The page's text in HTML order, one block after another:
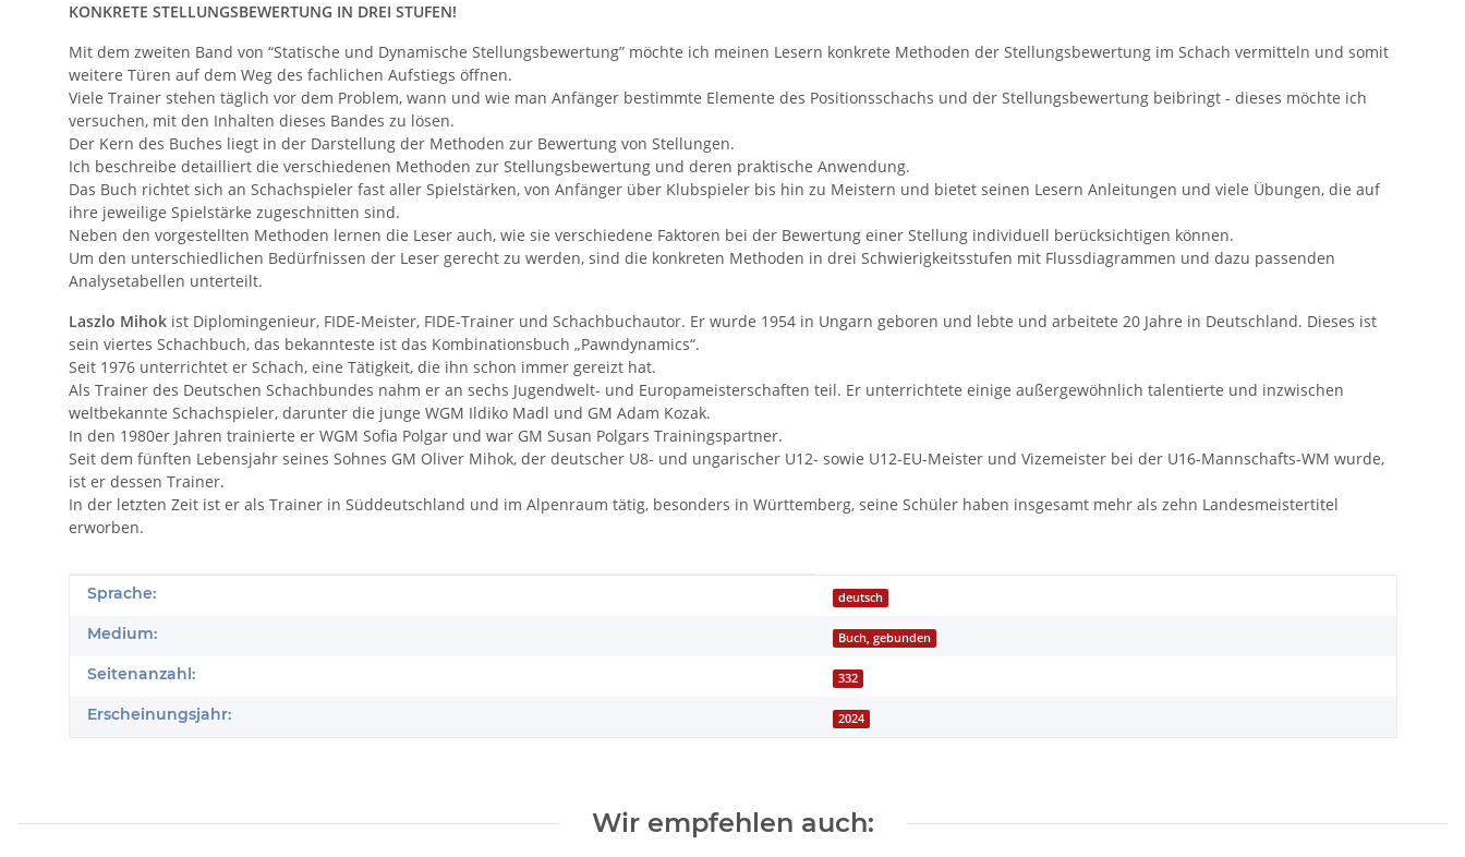
KONKRETE STELLUNGSBEWERTUNG IN DREI STUFEN!
Mit dem zweiten Band von “Statische und Dynamische Stellungsbewertung” möchte ich meinen Lesern konkrete Methoden der Stellungsbewertung im Schach vermitteln und somit
weitere Türen auf dem Weg des fachlichen Aufstiegs öffnen.
Viele Trainer stehen täglich vor dem Problem, wann und wie man Anfänger bestimmte Elemente des Positionsschachs und der Stellungsbewertung beibringt - dieses möchte ich
versuchen, mit den Inhalten dieses Bandes zu lösen.
Der Kern des Buches liegt in der Darstellung der Methoden zur Bewertung von Stellungen.
Ich beschreibe detailliert die verschiedenen Methoden zur Stellungsbewertung und deren praktische Anwendung.
Das Buch richtet sich an Schachspieler fast aller Spielstärken, von Anfänger über Klubspieler bis hin zu Meistern und bietet seinen Lesern Anleitungen und viele Übungen, die auf
ihre jeweilige Spielstärke zugeschnitten sind.
Neben den vorgestellten Methoden lernen die Leser auch, wie sie verschiedene Faktoren bei der Bewertung einer Stellung individuell berücksichtigen können.
Um den unterschiedlichen Bedürfnissen der Leser gerecht zu werden, sind die konkreten Methoden in drei Schwierigkeitsstufen mit Flussdiagrammen und dazu passenden
Analysetabellen unterteilt.
Laszlo Mihok ist Diplomingenieur, FIDE-Meister, FIDE-Trainer und Schachbuchautor. Er wurde 1954 in Ungarn geboren und lebte und arbeitete 20 Jahre in Deutschland. Dieses ist
sein viertes Schachbuch, das bekannteste ist das Kombinationsbuch „Pawndynamics“.
Seit 1976 unterrichtet er Schach, eine Tätigkeit, die ihn schon immer gereizt hat.
Als Trainer des Deutschen Schachbundes nahm er an sechs Jugendwelt- und Europameisterschaften teil. Er unterrichtete einige außergewöhnlich talentierte und inzwischen
weltbekannte Schachspieler, darunter die junge WGM Ildiko Madl und GM Adam Kozak.
In den 1980er Jahren trainierte er WGM Sofia Polgar und war GM Susan Polgars Trainingspartner.
Seit dem fünften Lebensjahr seines Sohnes GM Oliver Mihok, der deutscher U8- und ungarischer U12- sowie U12-EU-Meister und Vizemeister bei der U16-Mannschafts-WM wurde,
ist er dessen Trainer.
In der letzten Zeit ist er als Trainer in Süddeutschland und im Alpenraum tätig, besonders in Württemberg, seine Schüler haben insgesamt mehr als zehn Landesmeistertitel
erworben.
Produkteigenschaft
Wert
Sprache: deutsch
Medium: Buch, gebunden
Seitenanzahl: 332
Erscheinungsjahr: 2024
Wir empfehlen auch: